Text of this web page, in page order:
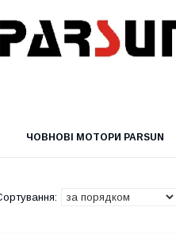
ЧОВНОВІ МОТОРИ PARSUN